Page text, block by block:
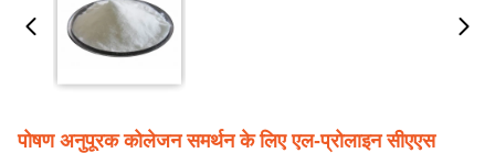
पोषण अनुपूरक कोलेजन समर्थन के लिए एल-प्रोलाइन सीएएस